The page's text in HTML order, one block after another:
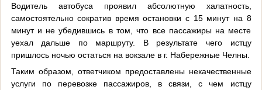
Водитель автобуса проявил абсолютную халатность,
самостоятельно сократив время остановки с 15 минут на 8
минут и не убедившись в том, что все пассажиры на месте
уехал дальше по маршруту. В результате чего истцу
пришлось ночью остаться на вокзале в г. Набережные Челны.
Таким образом, ответчиком предоставлены некачественные
услуги по перевозке пассажиров, в связи, с чем истцу